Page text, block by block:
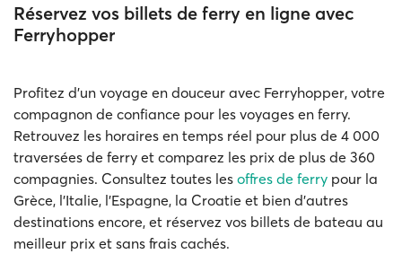
Réservez vos billets de ferry en ligne avec
Ferryhopper
Profitez d'un voyage en douceur avec Ferryhopper, votre
compagnon de confiance pour les voyages en ferry.
Retrouvez les horaires en temps réel pour plus de 4 000
traversées de ferry et comparez les prix de plus de 360
compagnies. Consultez toutes les offres de ferry pour la
Grèce, l'Italie, l'Espagne, la Croatie et bien d'autres
destinations encore, et réservez vos billets de bateau au
meilleur prix et sans frais cachés.